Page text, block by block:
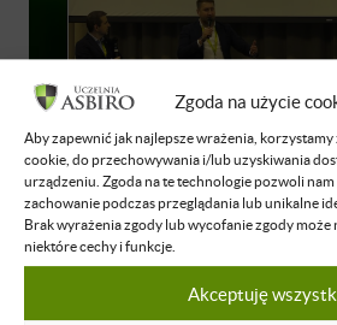
Zgoda na użycie
Aby zapewnić jak najlepsze wrażenia,
cookie, do przechowywania i/lub uzyskiwania
urządzeniu. Zgoda na te technologie pozwoli
zachowanie podczas przeglądania lub unikalne
Brak wyrażenia zgody lub wycofanie zgody może
niektóre cechy i funkcje.
Akceptuję
Krzysztof Derdzikowski
Łukasz Chojnacki